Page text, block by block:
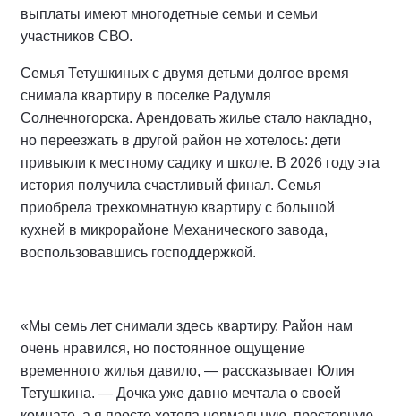
выплаты имеют многодетные семьи и семьи
участников СВО.
Семья Тетушкиных с двумя детьми долгое время
снимала квартиру в поселке Радумля
Солнечногорска. Арендовать жилье стало накладно,
но переезжать в другой район не хотелось: дети
привыкли к местному садику и школе. В 2026 году эта
история получила счастливый финал. Семья
приобрела трехкомнатную квартиру с большой
кухней в микрорайоне Механического завода,
воспользовавшись господдержкой.
«Мы семь лет снимали здесь квартиру. Район нам
очень нравился, но постоянное ощущение
временного жилья давило, — рассказывает Юлия
Тетушкина. — Дочка уже давно мечтала о своей